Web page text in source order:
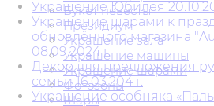
Букет невесты
Президиум
Украшение зала
Украшение машины
Украшение шарами
Фотозоны
Шары
Украшение Юбилея
Украшение шарами к
обновлённого магазина
08.09.2024 г.
Декор для предложения
семьи 16.03.204 г.
Украшение особняка